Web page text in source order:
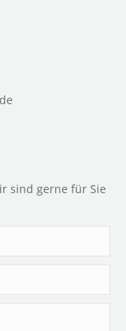
sind gerne für Sie